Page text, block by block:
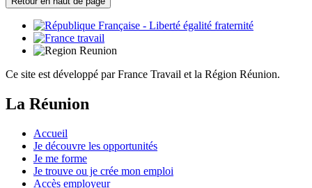
Ce site est développé par France Travail et la Région Réunion.
La Réunion
Accueil
Je découvre les opportunités
Je me forme
Je trouve ou je crée mon emploi
Accès employeur